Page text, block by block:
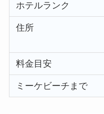
ホテルランク
住所
料金目安
ミーケビーチまで